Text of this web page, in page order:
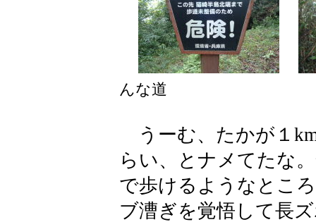
んな道
うーむ、たかが１
らい、とナメてたな
で歩けるようなとこ
ブ漕ぎを覚悟して長